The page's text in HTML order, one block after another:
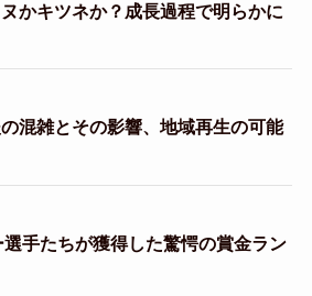
かキツネか？成長過程で明らかに
混雑とその影響、地域再生の可能
手たちが獲得した驚愕の賞金ラン